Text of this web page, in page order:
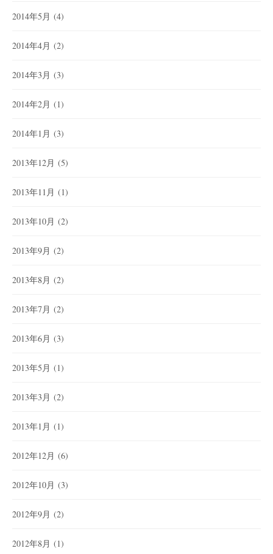
2014年5月 (4)
2014年4月 (2)
2014年3月 (3)
2014年2月 (1)
2014年1月 (3)
2013年12月 (5)
2013年11月 (1)
2013年10月 (2)
2013年9月 (2)
2013年8月 (2)
2013年7月 (2)
2013年6月 (3)
2013年5月 (1)
2013年3月 (2)
2013年1月 (1)
2012年12月 (6)
2012年10月 (3)
2012年9月 (2)
2012年8月 (1)